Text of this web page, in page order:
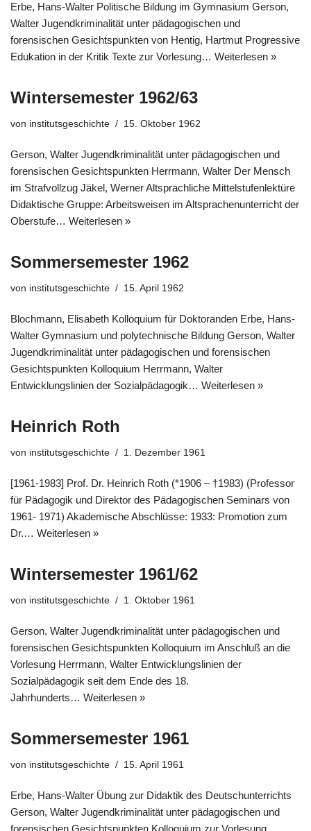
Erbe, Hans-Walter Politische Bildung im Gymnasium Gerson,
Walter Jugendkriminalität unter pädagogischen und
forensischen Gesichtspunkten von Hentig, Hartmut Progressive
Edukation in der Kritik Texte zur Vorlesung… Weiterlesen »
Wintersemester 1962/63
von institutsgeschichte 15. Oktober 1962
Gerson, Walter Jugendkriminalität unter pädagogischen und
forensischen Gesichtspunkten Herrmann, Walter Der Mensch
im Strafvollzug Jäkel, Werner Altsprachliche Mittelstufenlektüre
Didaktische Gruppe: Arbeitsweisen im Altsprachenunterricht der
Oberstufe… Weiterlesen »
Sommersemester 1962
von institutsgeschichte 15. April 1962
Blochmann, Elisabeth Kolloquium für Doktoranden Erbe, Hans-
Walter Gymnasium und polytechnische Bildung Gerson, Walter
Jugendkriminalität unter pädagogischen und forensischen
Gesichtspunkten Kolloquium Herrmann, Walter
Entwicklungslinien der Sozialpädagogik… Weiterlesen »
Heinrich Roth
von institutsgeschichte 1. Dezember 1961
[1961-1983] Prof. Dr. Heinrich Roth (*1906 – †1983) (Professor
für Pädagogik und Direktor des Pädagogischen Seminars von
1961- 1971) Akademische Abschlüsse: 1933: Promotion zum
Dr.… Weiterlesen »
Wintersemester 1961/62
von institutsgeschichte 1. Oktober 1961
Gerson, Walter Jugendkriminalität unter pädagogischen und
forensischen Gesichtspunkten Kolloquium im Anschluß an die
Vorlesung Herrmann, Walter Entwicklungslinien der
Sozialpädagogik seit dem Ende des 18.
Jahrhunderts… Weiterlesen »
Sommersemester 1961
von institutsgeschichte 15. April 1961
Erbe, Hans-Walter Übung zur Didaktik des Deutschunterrichts
Gerson, Walter Jugendkriminalität unter pädagogischen und
forensischen Gesichtspunkten Kolloquium zur Vorlesung